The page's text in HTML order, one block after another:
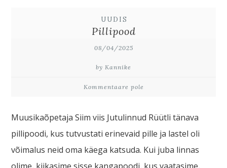
UUDIS
Pillipood
08/04/2025
by Kannike
Kommentaare pole
Muusikaõpetaja Siim viis Jutulinnud Rüütli tänava
pillipoodi, kus tutvustati erinevaid pille ja lastel oli
võimalus neid oma käega katsuda. Kui juba linnas